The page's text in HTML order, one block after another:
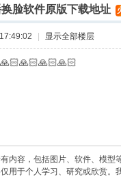
脸软件原版下载地址
显示全部楼层
内容，包括图片、软件、模型
用于个人学习、研究或欣赏